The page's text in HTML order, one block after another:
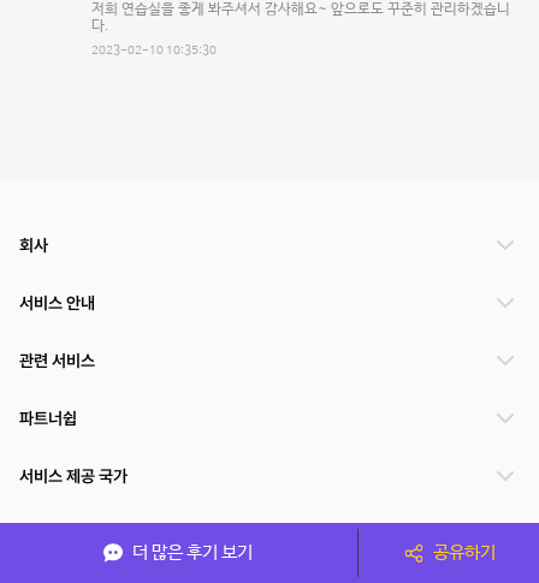
저희 연습실을 좋게 봐주셔서 감사해요~ 앞으로도 꾸준히 관리하겠습니
다.
2023-02-10 10:35:30
더 많은 후기 보기 공유하기
회사
서비스 안내
관련 서비스
파트너쉽
서비스 제공 국가
(주)NSPACE 사업자정보